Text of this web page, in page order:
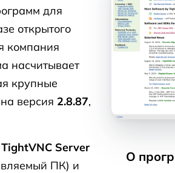
для
открытого
компания
насчитывает
крупные
версия 2.8.87,
TightVNC Server
ПК) и
О